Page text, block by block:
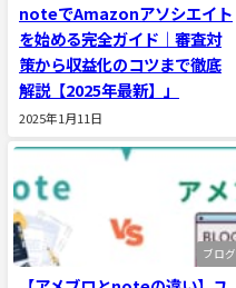
noteでAmazonアソシエイト
を始める完全ガイド｜審査対
策から収益化のコツまで徹底
解説【2025年最新】」
2025年1月11日
ブログ